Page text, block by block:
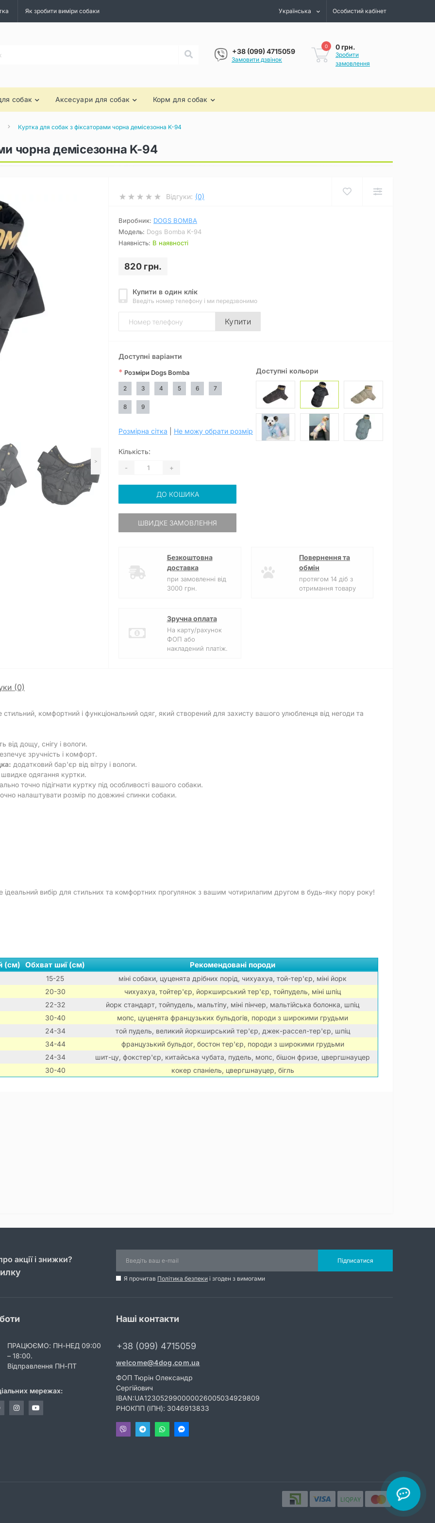
Як зробити виміри собаки Українська Особистий кабінет
+38 (099) 4715059
Замовити дзвінок
0 0 грн.
Зробити
замовлення
собак Аксесуари для собак Корм для собак
Куртка для собак з фіксаторами чорна демісезонна K-94
чорна демісезонна K-94
>
Відгуки: (0)
Виробник: DOGS BOMBA
Модель: Dogs Bomba K-94
Наявність: В наявності
820 грн.
Купити в один клік
Введіть номер телефону і ми передзвонимо
Купити
Доступні кольори
Доступні варіанти
* Розміри Dogs Bomba
2 3 4 5 6 7
8 9
Розмірна сітка Не можу обрати розмір
Кількість:
- +
ДО КОШИКА
ШВИДКЕ ЗАМОВЛЕННЯ
Безкоштовна
доставка
при замовленні від
3000 грн.
Повернення та
обмін
протягом 14 діб з
отримання товару
Зручна оплата
На карту/рахунок
ФОП або
накладений платіж.
(0)
комфортний і функціональний одяг, який створений для захисту вашого улюбленця від негоди та
від дощу, снігу і вологи.
зручність і комфорт.
додатковий бар'єр від вітру і вологи.
одягання куртки.
точно підігнати куртку під особливості вашого собаки.
налаштувати розмір по довжині спинки собаки.
вибір для стильних та комфортних прогулянок з вашим чотирилапим другом в будь-яку пору року!
(см) Обхват шиї (см) Рекомендовані породи
15-25
міні собаки, цуценята дрібних порід, чихуахуа, той-тер'єр, міні йорк
20-30
чихуахуа, тойтер'єр, йоркширський тер'єр, тойпудель, міні шпіц
22-32
йорк стандарт, тойпудель, мальтіпу, міні пінчер, мальтійська болонка, шпіц
30-40
мопс, цуценята французьких бульдогів, породи з широкими грудьми
24-34
той пудель, великий йоркширський тер'єр, джек-рассел-тер'єр, шпіц
34-44
французький бульдог, бостон тер'єр, породи з широкими грудьми
24-34
шит-цу, фокстер'єр, китайська чубата, пудель, мопс, бішон фризе, цвергшнауцер
30-40
кокер спаніель, цвергшнауцер, бігль
акції і знижки? Підписатися
Я прочитав Політика безпеки і згоден з вимогами
ПРАЦЮЄМО: ПН-НЕД 09:00
– 18:00.
Відправлення ПН-ПТ
мережах:
Наші контакти
+38 (099) 4715059
welcome@4dog.com.ua
ФОП Тюрін Олександр
Сергійович
IBAN:UA123052990000026005034929809
РНОКПП (ІПН): 3046913833